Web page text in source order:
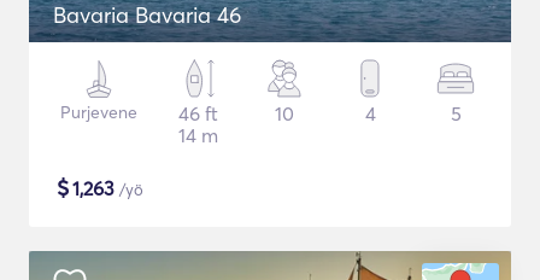
Bavaria Bavaria 46
Purjevene
46 ft
14 m
10 4 5
$1,263 /yö